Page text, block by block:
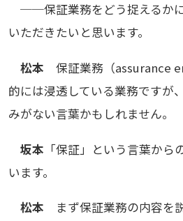
──保証業務をどう捉えるか
いただきたいと思います。
松本 保証業務（assurance
的には浸透している業務ですが
みがない言葉かもしれません。
坂本 「保証」という言葉か
います。
松本 まず保証業務の内容を